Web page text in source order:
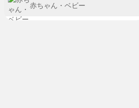
赤ちゃん・ベビー